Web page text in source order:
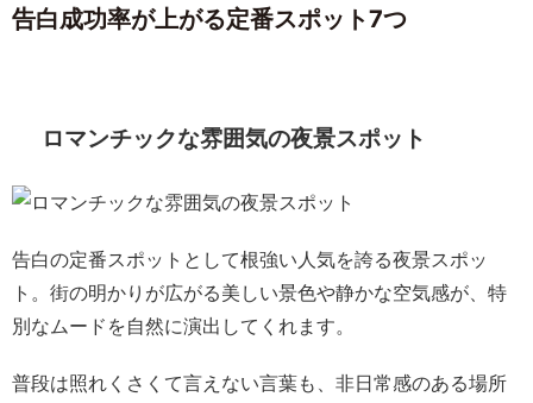
告白成功率が上がる定番スポット7つ
ロマンチックな雰囲気の夜景スポット
告白の定番スポットとして根強い人気を誇る夜景スポッ
ト。街の明かりが広がる美しい景色や静かな空気感が、特
別なムードを自然に演出してくれます。
普段は照れくさくて言えない言葉も、非日常感のある場所